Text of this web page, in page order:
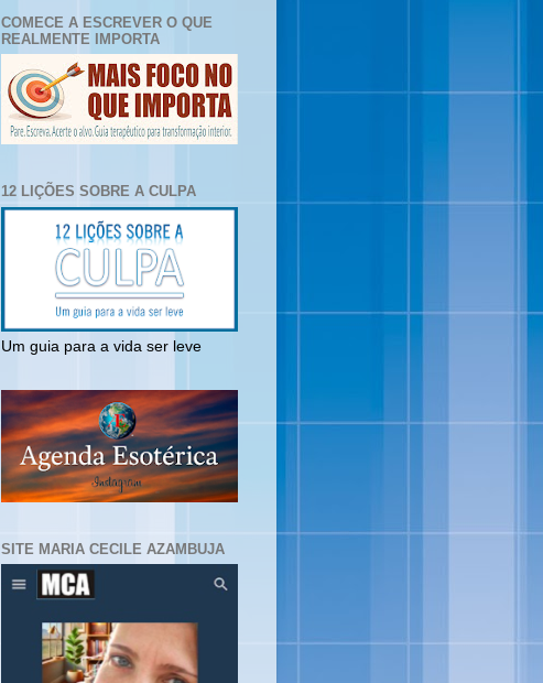
COMECE A ESCREVER O QUE
REALMENTE IMPORTA
12 LIÇÕES SOBRE A CULPA
Um guia para a vida ser leve
SITE MARIA CECILE AZAMBUJA